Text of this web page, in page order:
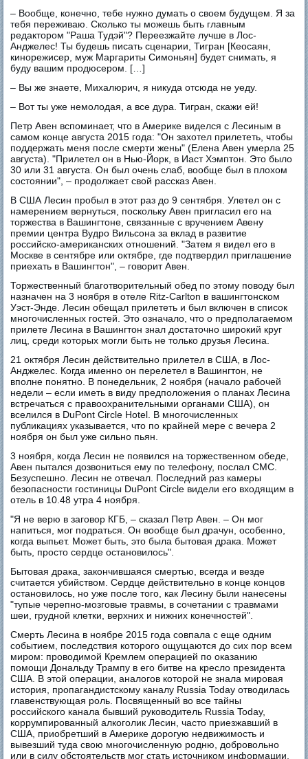
– Вообще, конечно, тебе нужно думать о своем будущем. Я за
тебя переживаю. Сколько ты можешь быть главным
редактором "Раша Тудэй"? Переезжайте лучше в Лос-
Анджелес! Ты будешь писать сценарии, Тигран [Кеосаян,
кинорежисер, муж Маргариты Симоньян] будет снимать, я
буду вашим продюсером. […]
– Вы же знаете, Михалюрич, я никуда отсюда не уеду.
– Вот ты уже немолодая, а все дура. Тигран, скажи ей!
Петр Авен вспоминает, что в Америке виделся с Лесиным в
самом конце августа 2015 года: "Он захотел прилететь, чтобы
поддержать меня после смерти жены" (Елена Авен умерла 25
августа). "Прилетел он в Нью-Йорк, в Иаст Хэмптон. Это было
30 или 31 августа. Он был очень слаб, вообще был в плохом
состоянии", – продолжает свой рассказ Авен.
В США Лесин пробыл в этот раз до 9 сентября. Улетел он с
намерением вернуться, поскольку Авен пригласил его на
торжества в Вашингтоне, связанные с вручением Авену
премии центра Вудро Вильсона за вклад в развитие
российско-американских отношений. "Затем я видел его в
Москве в сентябре или октябре, где подтвердил приглашение
приехать в Вашингтон", – говорит Авен.
Торжественный благотворительный обед по этому поводу был
назначен на 3 ноября в отеле Ritz-Carlton в вашингтонском
Уэст-Энде. Лесин обещал прилететь и был включен в список
многочисленных гостей. Это означало, что о предполагаемом
прилете Лесина в Вашингтон знал достаточно широкий круг
лиц, среди которых могли быть не только друзья Лесина.
21 октября Лесин действительно прилетел в США, в Лос-
Анджелес. Когда именно он перелетел в Вашингтон, не
вполне понятно. В понедельник, 2 ноября (начало рабочей
недели – если иметь в виду предположения о планах Лесина
встречаться с правоохранительными органами США), он
вселился в DuPont Circle Hotel. В многочисленных
публикациях указывается, что по крайней мере с вечера 2
ноября он был уже сильно пьян.
3 ноября, когда Лесин не появился на торжественном обеде,
Авен пытался дозвониться ему по телефону, послал СМС.
Безуспешно. Лесин не отвечал. Последний раз камеры
безопасности гостиницы DuPont Circle видели его входящим в
отель в 10.48 утра 4 ноября.
"Я не верю в заговор КГБ, – сказал Петр Авен. – Он мог
напиться, мог подраться. Он вообще был драчун, особенно,
когда выпьет. Может быть, это была бытовая драка. Может
быть, просто сердце остановилось".
Бытовая драка, закончившаяся смертью, всегда и везде
считается убийством. Сердце действительно в конце концов
остановилось, но уже после того, как Лесину были нанесены
"тупые черепно-мозговые травмы, в сочетании с травмами
шеи, грудной клетки, верхних и нижних конечностей".
Смерть Лесина в ноябре 2015 года совпала с еще одним
событием, последствия которого ощущаются до сих пор всем
миром: проводимой Кремлем операцией по оказанию
помощи Дональду Трампу в его битве на кресло президента
США. В этой операции, аналогов которой не знала мировая
история, пропагандистскому каналу Russia Today отводилась
главенствующая роль. Посвященный во все тайны
российского канала бывший руководитель Russia Today,
коррумпированный алкоголик Лесин, часто приезжавший в
США, приобретший в Америке дорогую недвижимость и
вывезший туда свою многочисленную родню, добровольно
или в силу обстоятельств мог стать источником информации,